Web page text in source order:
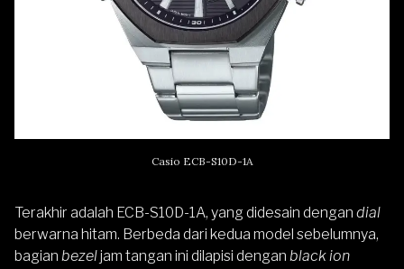
Casio ECB-S10D-1A
Terakhir adalah ECB-S10D-1A, yang didesain dengan dial
berwarna hitam. Berbeda dari kedua model sebelumnya,
bagian bezeljam tangan ini dilapisi dengan black ion